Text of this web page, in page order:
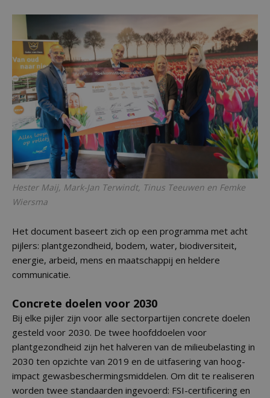
Hester Maij, Mark-Jan Terwindt, Tinus Teeuwen en Femke
Wiersma
Het document baseert zich op een programma met acht
pijlers: plantgezondheid, bodem, water, biodiversiteit,
energie, arbeid, mens en maatschappij en heldere
communicatie.
Concrete doelen voor 2030
Bij elke pijler zijn voor alle sectorpartijen concrete doelen
gesteld voor 2030. De twee hoofddoelen voor
plantgezondheid zijn het halveren van de milieubelasting in
2030 ten opzichte van 2019 en de uitfasering van hoog-
impact gewasbeschermingsmiddelen. Om dit te realiseren
worden twee standaarden ingevoerd: FSI-certificering en